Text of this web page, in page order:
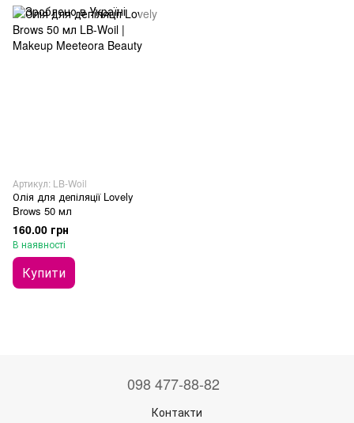
Артикул: LB-Woil
Олія для депіляції Lovely
Brows 50 мл
160.00 грн
В наявності
Купити
098 477-88-82
Контакти